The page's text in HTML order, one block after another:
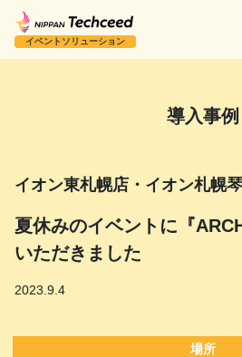
イベントソリューション
導入事例
イオン東札幌店・イオン札幌
夏休みのイベントに『
いただきました
2023.9.4
場所